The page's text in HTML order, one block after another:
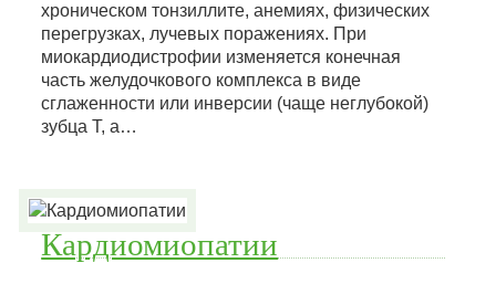
хроническом тонзиллите, анемиях, физических
перегрузках, лучевых поражениях. При
миокардиодистрофии изменяется конечная
часть желудочкового комплекса в виде
сглаженности или инверсии (чаще неглубокой)
зубца Т, а…
Кардиомиопатии